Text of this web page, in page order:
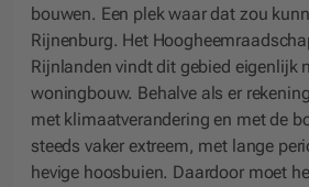
bouwen. Een plek waar dat zou
Rijnenburg. Het
Rijnlanden vindt dit gebied eigenlijk
woningbouw. Behalve als er
met klimaatverandering en met de
steeds vaker extreem, met lange
hevige hoosbuien. Daardoor moet